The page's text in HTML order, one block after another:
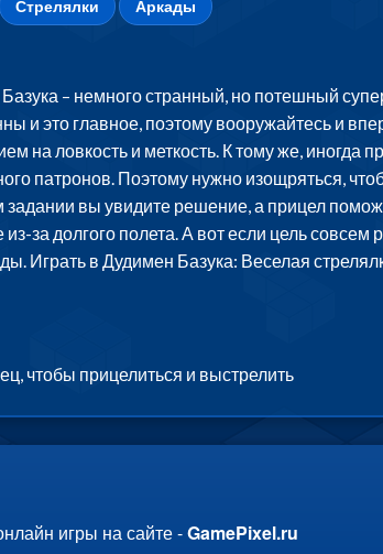
Стрелялки Аркады
– немного странный, но потешный
и это главное, поэтому вооружайтесь и
на ловкость и меткость. К тому же, иногда
патронов. Поэтому нужно изощряться,
вы увидите решение, а прицел
за долгого полета. А вот если цель
Играть в Дудимен Базука: Веселая
чтобы прицелиться и выстрелить
игры на сайте -GamePixel.ru